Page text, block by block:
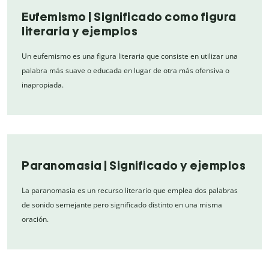
Eufemismo | Significado como figura
literaria y ejemplos
Un eufemismo es una figura literaria que consiste en utilizar una
palabra más suave o educada en lugar de otra más ofensiva o
inapropiada.
Paranomasia | Significado y ejemplos
La paranomasia es un recurso literario que emplea dos palabras
de sonido semejante pero significado distinto en una misma
oración.